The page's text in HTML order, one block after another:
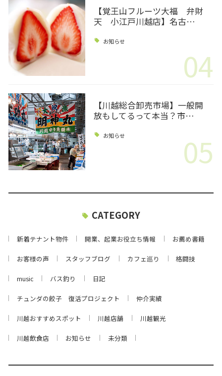
【覚王山フルーツ大福 弁財
天 小江戸川越店】名古…
お知らせ
04
【川越総合卸売市場】一般開
放もしてるって本当？市…
お知らせ 05
CATEGORY
新着テナント物件 開業、起業お役立ち情報 お薦め書籍
お客様の声 スタッフブログ カフェ巡り 格闘技
music バス釣り 日記
チュンダの餃子 復活プロジェクト 仲介実績
川越おすすめスポット 川越店舗 川越観光
川越飲食店 お知らせ 未分類